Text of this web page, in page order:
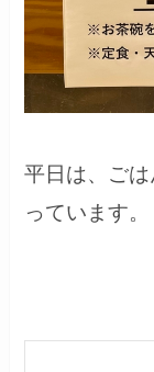
平日は、ご
っています